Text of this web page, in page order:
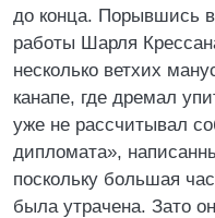
до конца. Порывшись в
работы Шарля
несколько ветхих
канапе, где дремал
уже не рассчитывал
дипломата»,
поскольку большая
была утрачена. Зато